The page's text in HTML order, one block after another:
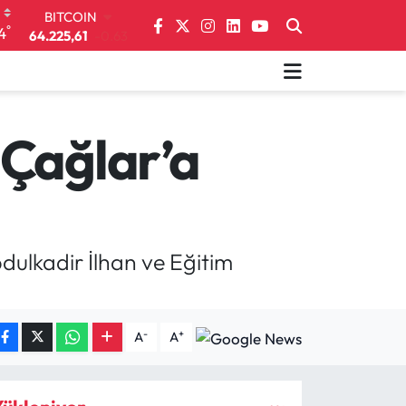
°
DOLAR
47,7143
GRAM ALTIN
6510.40 0.45
BİST100
13.799
İlhan ve Eğitim
A- A+